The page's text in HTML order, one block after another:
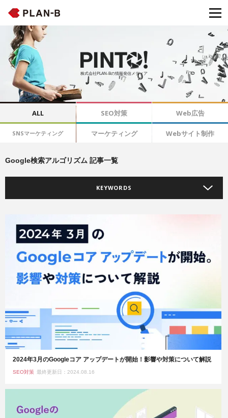
株式会社PLAN-Bの情報発信メディア
ALL SEO対策 Web広告
SNSマーケティング マーケティング Webサイト制作
Google検索アルゴリズム 記事一覧
KEYWORDS
2024年3月のGoogleコア アップデートが開始！影響や対策について解説
SEO対策 最終更新日：2024.08.16